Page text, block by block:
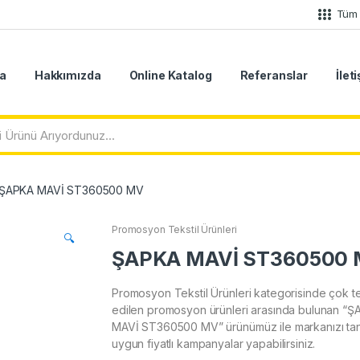
Hakkımızda Online Katalog Referanslar
ŞAPKA MAVİ ST360500 MV
🔍
Promosyon Tekstil Ürünleri
ŞAPKA MAVİ ST360500
Promosyon Tekstil Ürünleri kategorisinde çok
edilen promosyon ürünleri arasında bulunan
MAVİ ST360500 MV” ürünümüz ile markanızı
uygun fiyatlı kampanyalar yapabilirsiniz.